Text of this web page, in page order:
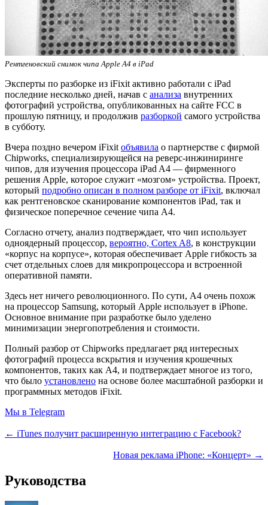
Рентгеновский снимок чипа Apple A4 в iPad
Эксперты по разборке из iFixit активно работали с iPad
последние несколько дней, начав с анализа внутренних
фотографий устройства, опубликованных на сайте FCC в
прошлую пятницу, и продолжив разборкой самого устройства
в субботу.
Вчера поздно вечером iFixit объявила о партнерстве с фирмой
Chipworks, специализирующейся на реверс-инжиниринге
чипов, для изучения процессора iPad A4 — фирменного
решения Apple, которое служит «мозгом» устройства. Проект,
который подробно описан в полном разборе от iFixit, включал
как рентгеновское сканирование компонентов iPad, так и
физическое поперечное сечение чипа A4.
Согласно отчету, анализ подтверждает, что чип использует
одноядерный процессор, вероятно, Cortex A8, в конструкции
«корпус на корпусе», которая обеспечивает Apple гибкость за
счет отдельных слоев для микропроцессора и встроенной
оперативной памяти.
Здесь нет ничего революционного. По сути, A4 очень похож
на процессор Samsung, который Apple использует в iPhone.
Основное внимание при разработке было уделено
минимизации энергопотребления и стоимости.
Полный разбор от Chipworks предлагает ряд интересных
фотографий процесса вскрытия и изучения крошечных
компонентов, таких как A4, и подтверждает многое из того,
что было установлено на основе более масштабной разборки и
программных методов iFixit.
Мы в Telegram
← iTunes получит расширенную интеграцию с Facebook?
Новая реклама iPhone: «Концерт» →
Руководства